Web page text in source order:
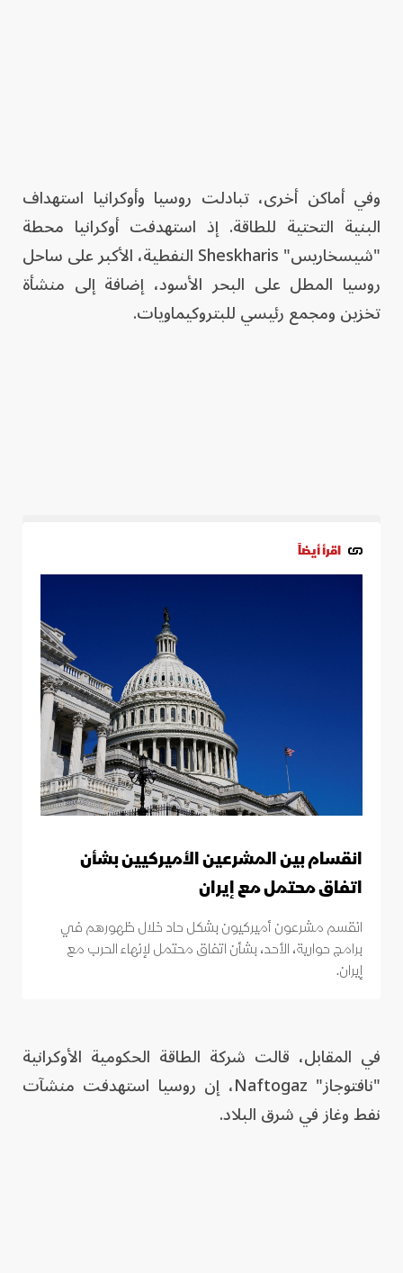
وفي أماكن أخرى، تبادلت روسيا وأوكرانيا استهداف
البنية التحتية للطاقة. إذ استهدفت أوكرانيا محطة
"شيسخاريس" Sheskharis النفطية، الأكبر على ساحل
روسيا المطل على البحر الأسود، إضافة إلى منشأة
تخزين ومجمع رئيسي للبتروكيماويات.
اقرأ أيضاً
انقسام بين المشرعين الأميركيين بشأن
اتفاق محتمل مع إيران
انقسم مشرعون أميركيون بشكل حاد خلال ظهورهم في
برامج حوارية، الأحد، بشأن اتفاق محتمل لإنهاء الحرب مع
إيران.
في المقابل، قالت شركة الطاقة الحكومية الأوكرانية
"نافتوجاز" Naftogaz، إن روسيا استهدفت منشآت
نفط وغاز في شرق البلاد.